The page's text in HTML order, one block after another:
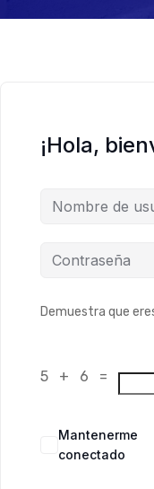
¡Hola,
Demuestra que
5 + 6 =
Mantenerme
conectado